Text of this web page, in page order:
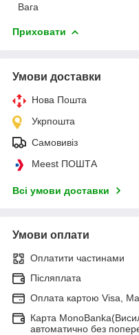
Вага
Приховати
Умови доставки
Нова Пошта
Укрпошта
Самовивіз
Meest ПОШТА
Всі умови доставки
Умови оплати
Оплатити частинами
Післяплата
Оплата картою Visa,
Карта
автоматично без